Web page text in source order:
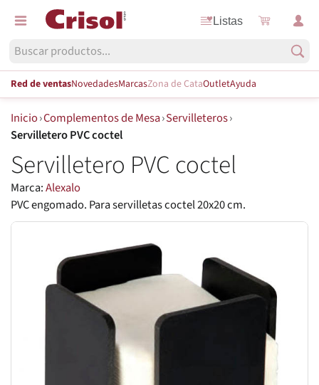
Listas
Red de ventasNovedadesMarcasZona de CataOutletAyuda
Inicio›Complementos de Mesa›Servilleteros›
Servilletero PVC coctel
Servilletero PVC coctel
Marca:Alexalo
PVC engomado. Para servilletas coctel 20x20 cm.